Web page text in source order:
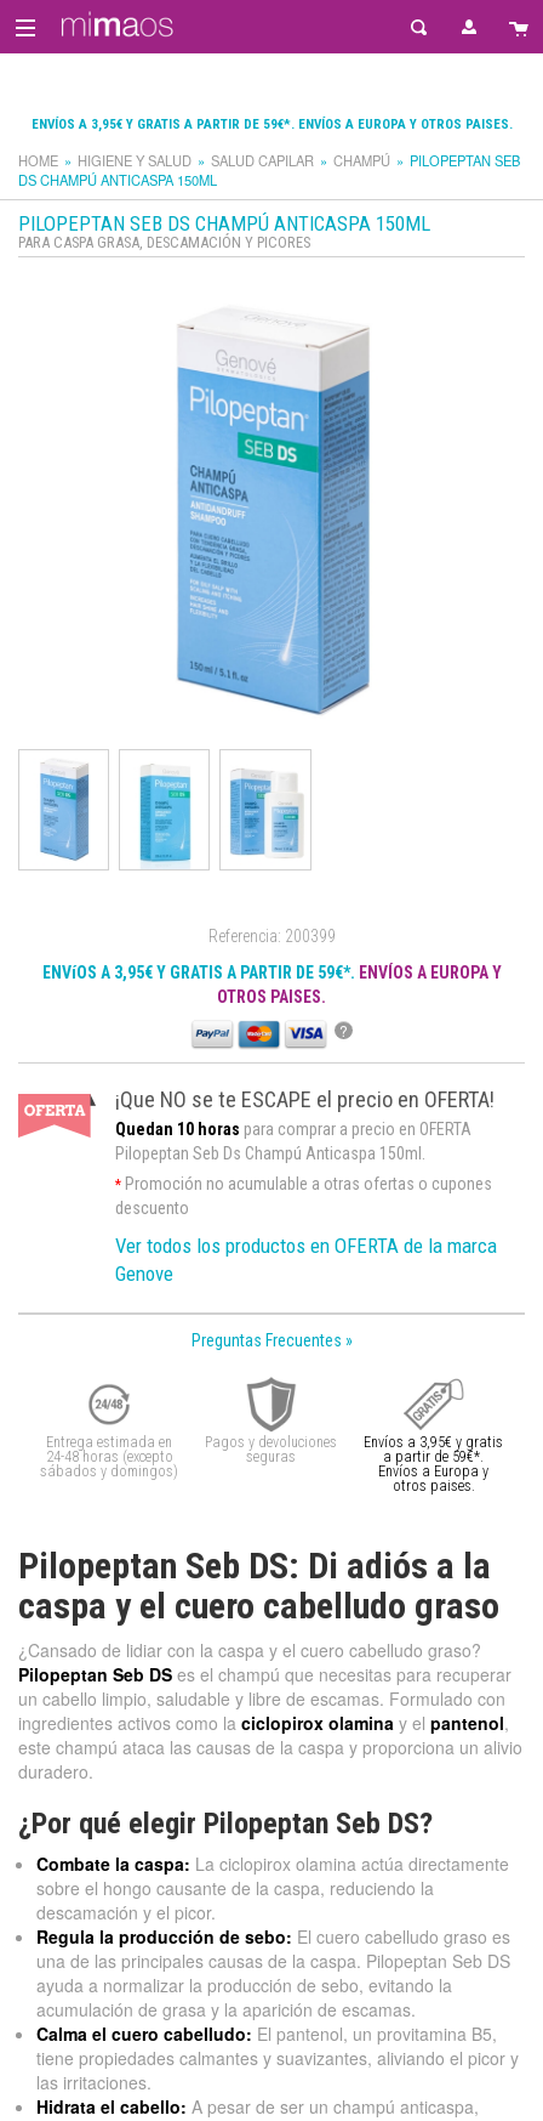
ENVÍOS A 3,95€ Y GRATIS A PARTIR DE 59€*. ENVÍOS A EUROPA Y OTROS PAISES.
HOME HIGIENE Y SALUD SALUD CAPILAR CHAMPÚ
PILOPEPTAN SEB
DS CHAMPÚ ANTICASPA 150ML
PILOPEPTAN SEB DS CHAMPÚ ANTICASPA 150ML
PARA CASPA GRASA, DESCAMACIÓN Y PICORES
Referencia: 200399
ENVíOS A 3,95€ Y GRATIS A PARTIR DE 59€*. ENVÍOS A EUROPA Y
OTROS PAISES.
?
¡Que NO se te ESCAPE el precio en OFERTA!
Quedan 10 horas para comprar a precio en OFERTA
Pilopeptan Seb Ds Champú Anticaspa 150ml.
* Promoción no acumulable a otras ofertas o cupones
descuento
Ver todos los productos en OFERTA de la marca
Genove
Preguntas Frecuentes »
Entrega estimada en
24-48 horas (excepto
sábados y domingos)
Pagos y devoluciones
seguras
Envíos a 3,95€ y gratis
a partir de 59€*.
Envíos a Europa y
otros paises.
Pilopeptan Seb DS: Di adiós a la
caspa y el cuero cabelludo graso
¿Cansado de lidiar con la caspa y el cuero cabelludo graso?
Pilopeptan Seb DS es el champú que necesitas para recuperar
un cabello limpio, saludable y libre de escamas. Formulado con
ingredientes activos como la ciclopirox olamina y el pantenol,
este champú ataca las causas de la caspa y proporciona un alivio
duradero.
¿Por qué elegir Pilopeptan Seb DS?
Combate la caspa: La ciclopirox olamina actúa directamente
sobre el hongo causante de la caspa, reduciendo la
descamación y el picor.
Regula la producción de sebo: El cuero cabelludo graso es
una de las principales causas de la caspa. Pilopeptan Seb DS
ayuda a normalizar la producción de sebo, evitando la
acumulación de grasa y la aparición de escamas.
Calma el cuero cabelludo: El pantenol, un provitamina B5,
tiene propiedades calmantes y suavizantes, aliviando el picor y
las irritaciones.
Hidrata el cabello: A pesar de ser un champú anticaspa,